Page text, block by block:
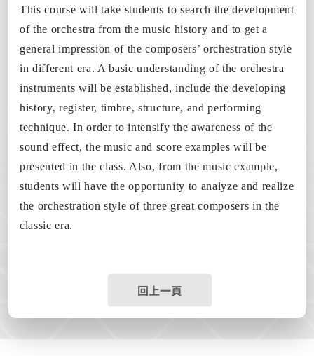
This course will take students to search the development
of the orchestra from the music history and to get a
general impression of the composers’ orchestration style
in different era. A basic understanding of the orchestra
instruments will be established, include the developing
history, register, timbre, structure, and performing
technique. In order to intensify the awareness of the
sound effect, the music and score examples will be
presented in the class. Also, from the music example,
students will have the opportunity to analyze and realize
the orchestration style of three great composers in the
classic era.
回上一頁